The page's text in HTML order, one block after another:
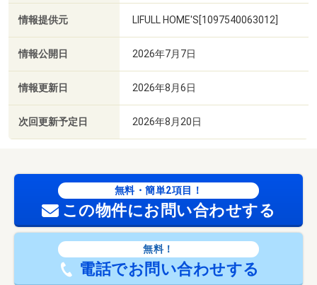
情報提供元 LIFULL HOME'S[1097540063012]
情報公開日 2026年7月7日
情報更新日 2026年8月6日
次回更新予定日 2026年8月20日
無料・簡単2項目！
この物件にお問い合わせする
無料！
電話でお問い合わせする